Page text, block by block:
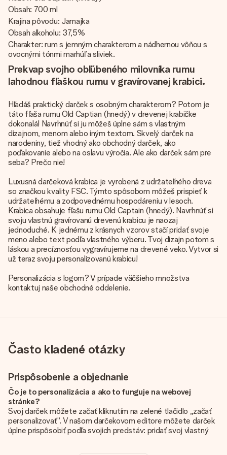
Obsah: 700 ml
Krajina pôvodu: Jamajka
Obsah alkoholu: 37,5%
Charakter: rum s jemným charakterom a nádhernou vôňou s
ovocnými tónmi marhúľ a sliviek.
Prekvap svojho obľúbeného milovníka rumu
lahodnou fľaškou rumu v gravírovanej krabici.
Hľadáš praktický darček s osobným charakterom? Potom je
táto fľaša rumu Old Captian (hnedý) v drevenej krabičke
dokonalá! Navrhnúť si ju môžeš úplne sám s vlastným
dizajnom, menom alebo iným textom. Skvelý darček na
narodeniny, tiež vhodný ako obchodný darček, ako
poďakovanie alebo na oslavu výročia. Ale ako darček sám pre
seba? Prečo nie!
Luxusná darčeková krabica je vyrobená z udržateľného dreva
so značkou kvality FSC. Týmto spôsobom môžeš prispieť k
udržateľnému a zodpovednému hospodáreniu v lesoch.
Krabica obsahuje fľašu rumu Old Captain (hnedý). Navrhnúť si
svoju vlastnú gravírovanú drevenú krabicu je naozaj
jednoduché. K jednému z krásnych vzorov stačí pridať svoje
meno alebo text podľa vlastného výberu. Tvoj dizajn potom s
láskou a precíznosťou vygravírujeme na drevené veko. Vytvor si
už teraz svoju personalizovanú krabicu!
Personalizácia s logom? V prípade väčšieho množstva
kontaktuj naše obchodné oddelenie.
Často kladené otázky
Prispôsobenie a objednanie
Čo je to personalizácia a ako to funguje na webovej
stránke?
Svoj darček môžete začať kliknutím na zelené tlačidlo „začať
personalizovať“. V našom darčekovom editore môžete darček
úplne prispôsobiť podľa svojich predstáv: pridať svoj vlastný